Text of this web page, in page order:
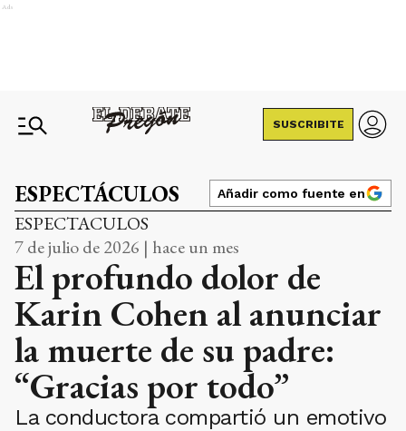
Ads
SUSCRIBITE
ESPECTÁCULOS Añadir como fuente en
ESPECTACULOS
7 de julio de 2026 | hace un mes
El profundo dolor de
Karin Cohen al anunciar
la muerte de su padre:
“Gracias por todo”
La conductora compartió un emotivo